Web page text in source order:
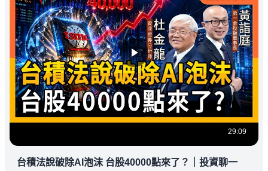
29:09
台積法說破除AI泡沫 台股40000點來了？｜投資聊一